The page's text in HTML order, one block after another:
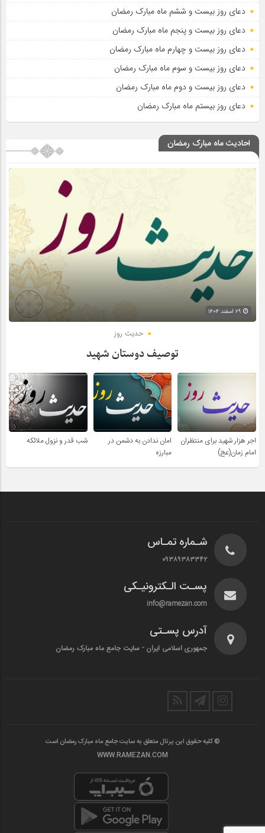
دعای روز بیست و ششم ماه مبارک رمضان
دعای روز بیست و پنجم ماه مبارک رمضان
دعای روز بیست و چهارم ماه مبارک رمضان
دعای روز بیست و سوم ماه مبارک رمضان
دعای روز بیست و دوم ماه مبارک رمضان
دعای روز بیستم ماه مبارک رمضان
احادیث ماه مبارک رمضان
حدیث روز
توصیف دوستان شهید
اجر هزار شهید برای منتظران
امام زمان(عج)
امان ندادن به دشمن در
مبارزه
شب قدر و نزول ملائکه
شـماره تمـاس
۰۹۳۸۹۳۸۳۳۴۲
پسـت الـکترونیـکی
info@ramezan.com
آدرس پسـتی
جمهوری اسلامی ایران - سایت جامع ماه مبارک رمضان
© کلیه حقوق این پرتال متعلق به سایت جامع ماه مبارک رمضان است
WWW.RAMEZAN.COM